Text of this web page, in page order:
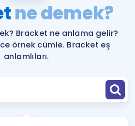
ÜYE DEĞİLİM
ne demek?
Bracket ne anlama gelir?
örnek cümle. Bracket eş
anlamlıları.